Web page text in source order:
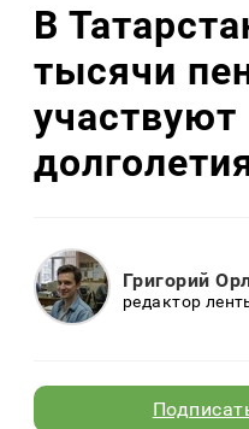
В
тысячи
Григорий
редактор